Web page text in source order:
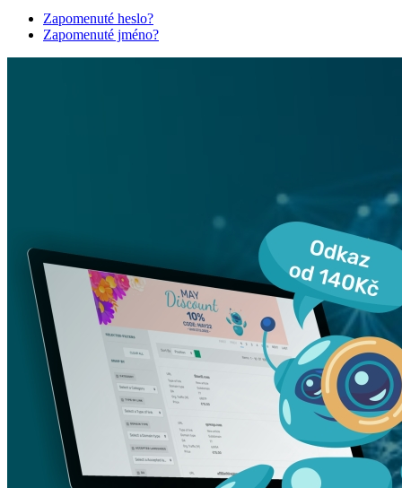
Zapomenuté heslo?
Zapomenuté jméno?